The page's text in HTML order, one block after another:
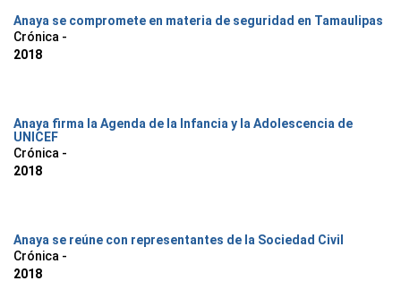
Anaya se compromete en materia de seguridad en Tamaulipas
Crónica -
2018
Anaya firma la Agenda de la Infancia y la Adolescencia de
UNICEF
Crónica -
2018
Anaya se reúne con representantes de la Sociedad Civil
Crónica -
2018